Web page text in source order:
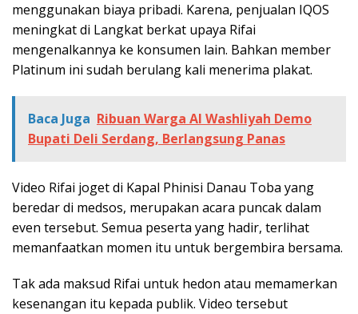
menggunakan biaya pribadi. Karena, penjualan IQOS
meningkat di Langkat berkat upaya Rifai
mengenalkannya ke konsumen lain. Bahkan member
Platinum ini sudah berulang kali menerima plakat.
Baca Juga Ribuan Warga Al Washliyah Demo
Bupati Deli Serdang, Berlangsung Panas
Video Rifai joget di Kapal Phinisi Danau Toba yang
beredar di medsos, merupakan acara puncak dalam
even tersebut. Semua peserta yang hadir, terlihat
memanfaatkan momen itu untuk bergembira bersama.
Tak ada maksud Rifai untuk hedon atau memamerkan
kesenangan itu kepada publik. Video tersebut